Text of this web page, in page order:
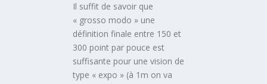
Il suffit de savoir que
« grosso modo » une
définition finale entre 150 et
300 point par pouce est
suffisante pour une vision de
type « expo » (à 1m on va